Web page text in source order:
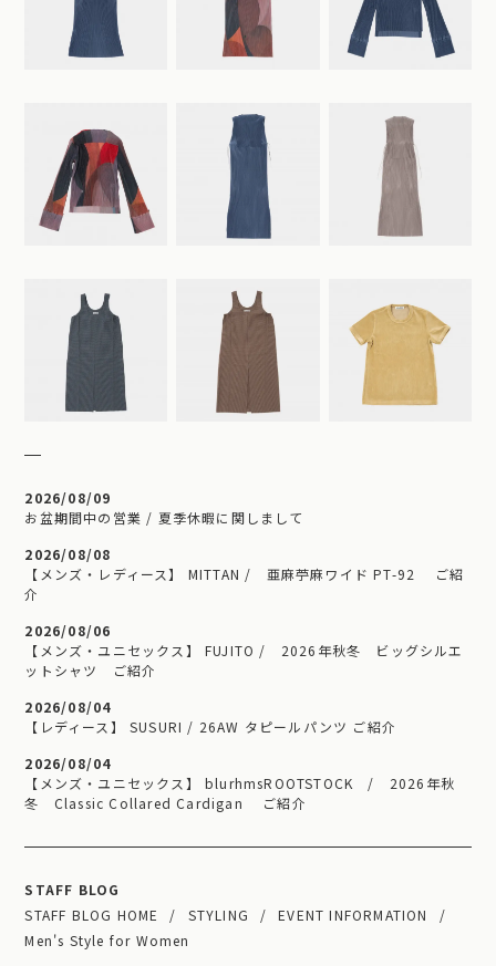
2026/08/09
お盆期間中の営業 / 夏季休暇に関しまして
2026/08/08
【メンズ・レディース】 MITTAN / 亜麻苧麻ワイド PT-92 ご紹
介
2026/08/06
【メンズ・ユニセックス】 FUJITO / 2026年秋冬 ビッグシルエ
ットシャツ ご紹介
2026/08/04
【レディース】 SUSURI / 26AW タピールパンツ ご紹介
2026/08/04
【メンズ・ユニセックス】 blurhmsROOTSTOCK / 2026年秋
冬 Classic Collared Cardigan ご紹介
STAFF BLOG
STAFF BLOG HOME
STYLING
EVENT INFORMATION
Men's Style for Women